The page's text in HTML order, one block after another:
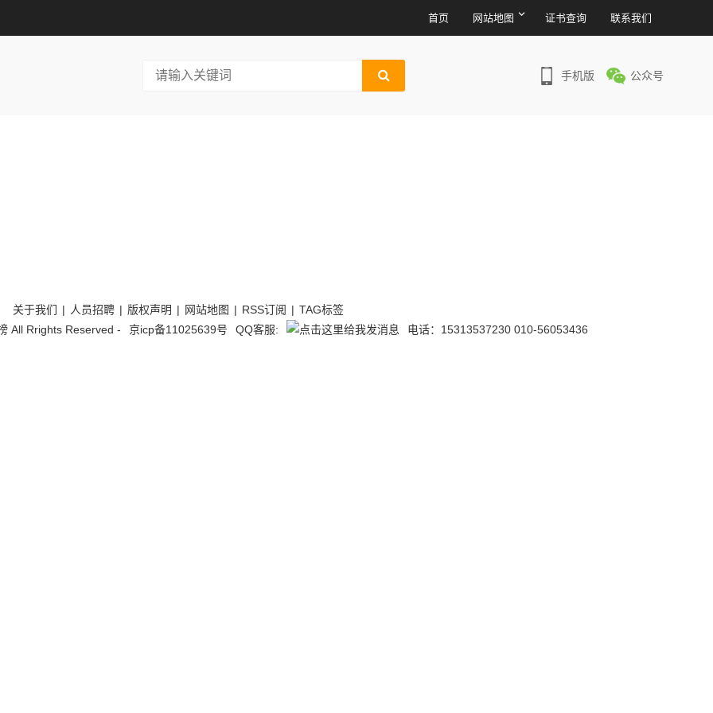
首页 网站地图 证书查询 联系我们
手机版 公众号
关于我们 | 人员招聘 | 版权声明 | 网站地图 | RSS订阅 | TAG标签
All Rrights Reserved -
京icp备11025639号 QQ客服: 电话：15313537230 010-56053436